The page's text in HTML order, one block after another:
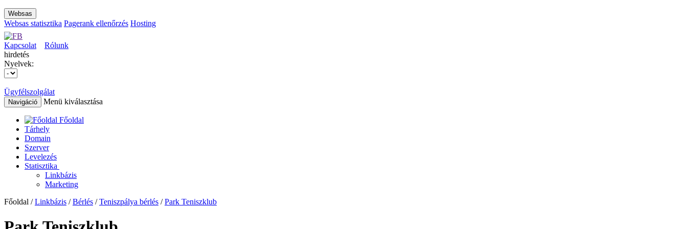
Websas
Websas statisztika Pagerank ellenőrzés Hosting
Kapcsolat
Rólunk
hirdetés
Nyelvek:
Ügyfélszolgálat
Navigáció Menü kiválasztása
Főoldal
Tárhely
Domain
Szerver
Levelezés
Statisztika
Linkbázis
Marketing
Főoldal /Linkbázis /Bérlés /Teniszpálya bérlés /Park Teniszklub